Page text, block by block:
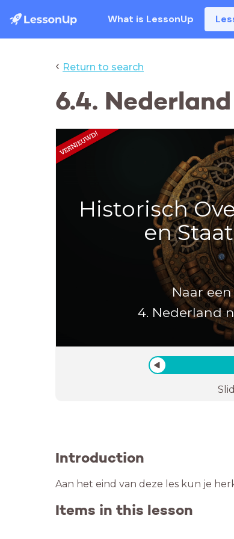
What is LessonUp
‹ Return to search
6.4.
Historisch
en
Naar
4. Nederland
Introduction
Aan het eind van deze les kun je
Items in this lesson